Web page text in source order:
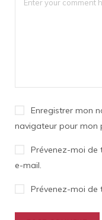
Enregistrer mon
navigateur pour mon
Prévenez-moi de
e-mail.
Prévenez-moi de